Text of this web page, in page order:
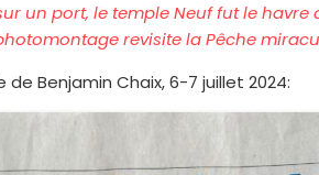
un port, le temple Neuf fut le havre
revisite la Pêche
de Benjamin Chaix, 6-7 juillet 2024: